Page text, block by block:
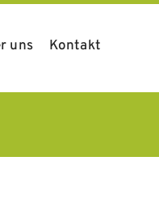
uns Kontakt